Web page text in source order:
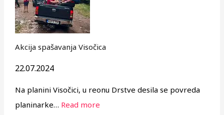
Akcija spašavanja Visočica
22.07.2024
Na planini Visočici, u reonu Drstve desila se povreda
planinarke… Read more